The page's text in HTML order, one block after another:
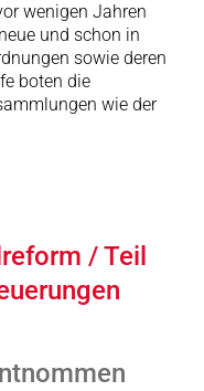
wenigen Jahren
und schon in
sowie deren
boten die
wie der
/ Teil